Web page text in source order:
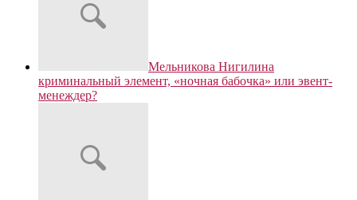
Мельникова Нигилина
криминальный элемент, «ночная бабочка» или эвент-
менеждер?